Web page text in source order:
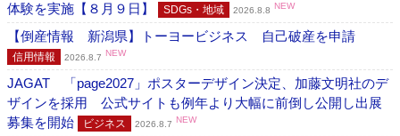
体験を実施【８月９日】
SDGs・地域 2026.8.8 NEW
【倒産情報 新潟県】トーヨービジネス 自己破産を申請
信用情報 2026.8.7 NEW
JAGAT 「page2027」ポスターデザイン決定、加藤文明社のデ
ザインを採用 公式サイトも例年より大幅に前倒し公開し出展
募集を開始
ビジネス 2026.8.7 NEW